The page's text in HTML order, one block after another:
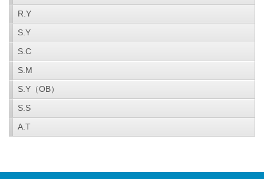
R.Y
S.Y
S.C
S.M
S.Y（OB）
S.S
A.T